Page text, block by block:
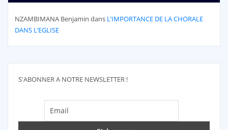
NZAMBIMANA Benjamin dans L’IMPORTANCE DE LA CHORALE
DANS L’EGLISE
S'ABONNER A NOTRE NEWSLETTER !